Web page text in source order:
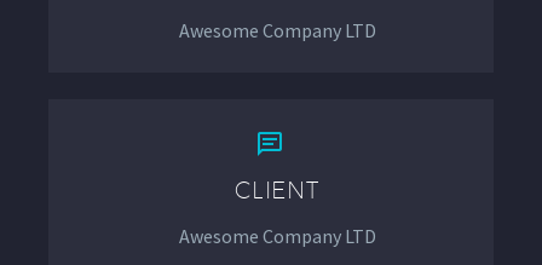
Awesome Company LTD


CLIENT
Awesome Company LTD